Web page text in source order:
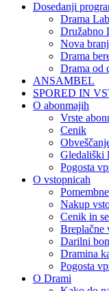
Dosedanji
Drama
Družabno
Nova
Drama
Drama od
ANSAMBEL
SPORED IN
O abonmajih
Vrste
Cenik
Gledališki
Pogosta
O vstopnicah
Nakup
Cenik in
Breplačne
Darilni bon
Dramina
Pogosta
O Drami